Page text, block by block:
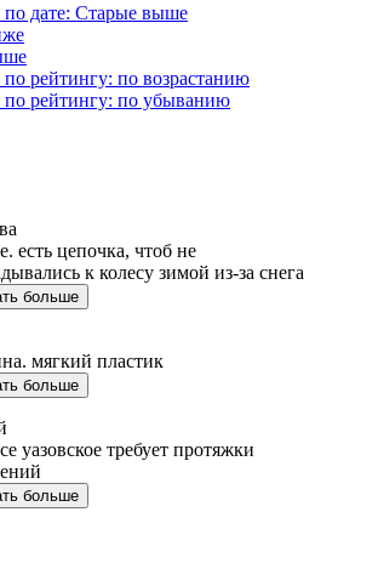
по дате: Старые выше
рейтингу: по возрастанию
по рейтингу: по убыванию
есть цепочка, чтоб не
к колесу зимой из-за снега
больше
мягкий пластик
больше
уазовское требует протяжки
больше